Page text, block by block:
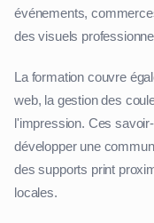
événements,
des visuels
La formation couvre
web, la gestion des
l'impression. Ces
développer une
des supports print
locales.